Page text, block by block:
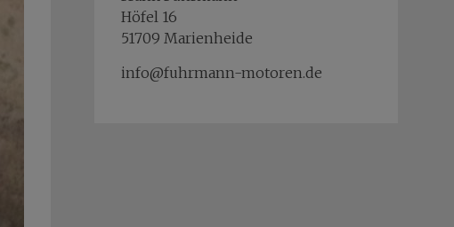
Höfel 16
51709 Marienheide
info@fuhrmann-motoren.de